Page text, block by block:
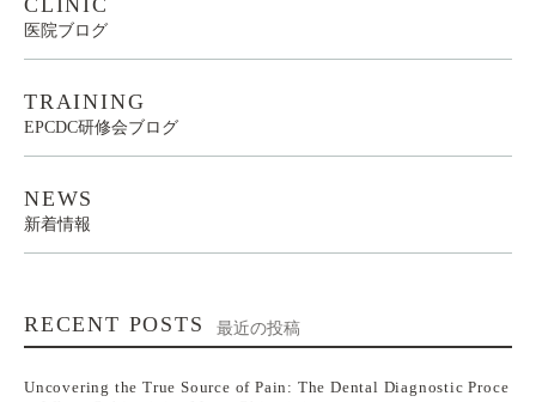
医院ブログ
TRAINING
EPCDC研修会ブログ
NEWS
新着情報
RECENT POSTS 最近の投稿
Uncovering the True Source of Pain: The Dental Diagnostic Proce